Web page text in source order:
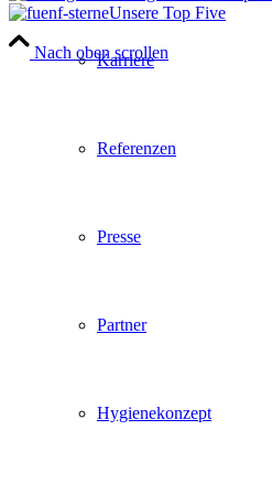
Karriere
Referenzen
Presse
Partner
Hygienekonzept
Unsere Top Five
Nach oben scrollen